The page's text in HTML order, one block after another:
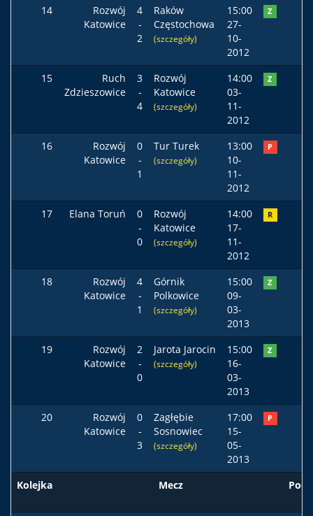
14
Rozwój
Katowice
4
-
2
Raków
Częstochowa
(szczegóły)
15:00
27-
10-
2012
Z
15
Ruch
Zdzieszowice
3
-
4
Rozwój
Katowice
(szczegóły)
14:00
03-
11-
2012
Z
16
Rozwój
Katowice
0
-
1
Tur Turek
(szczegóły)
13:00
10-
11-
2012
P
17 Elana Toruń
0
-
0
Rozwój
Katowice
(szczegóły)
14:00
17-
11-
2012
R
18
Rozwój
Katowice
4
-
1
Górnik
Polkowice
(szczegóły)
15:00
09-
03-
2013
Z
19
Rozwój
Katowice
2
-
0
Jarota Jarocin
(szczegóły)
15:00
16-
03-
2013
Z
20
Rozwój
Katowice
0
-
3
Zagłębie
Sosnowiec
(szczegóły)
17:00
15-
05-
2013
P
Kolejka Mecz